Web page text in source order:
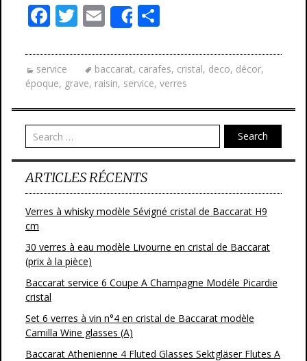
F
e
b
o
o
k
T
itt
er
E
m
ai
l
Share
ta
g
er
service baccarat, carafes, cristal, deco, décor,
époque, grave, raisin, service, verres
Search
ARTICLES RÉCENTS
Verres à whisky modèle Sévigné cristal de Baccarat H9
cm
30 verres à eau modèle Livourne en cristal de Baccarat
(prix à la pièce)
Baccarat service 6 Coupe A Champagne Modéle Picardie
cristal
Set 6 verres à vin n°4 en cristal de Baccarat modèle
Camilla Wine glasses (A)
Baccarat Athenienne 4 Fluted Glasses Sektgläser Flutes A